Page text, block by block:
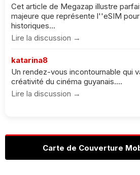
Cet article de Megazap illustre
majeure que représente l''eSIM
historiques...
Lire la discussion →
katarina8
Un rendez-vous incontournable qui
créativité du cinéma guyanais....
Lire la discussion →
Carte de Couverture